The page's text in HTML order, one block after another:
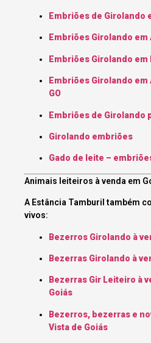
Embriões de Girolando
Embriões Girolando em
Embriões Girolando em
Embriões Girolando em
GO
Embriões de Girolando
Girolando embriões
Gado de leite –
Animais leiteiros à venda em
A Estância Tamburil também
vivos:
Bezerros Girolando à
Bezerras Girolando à
Bezerras Gir Leiteiro à
Goiás
Bezerros, bezerras e
Vista de Goiás